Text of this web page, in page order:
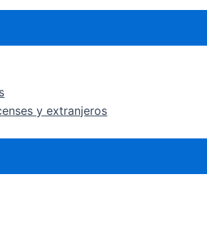
y extranjeros